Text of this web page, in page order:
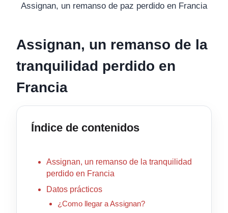
Assignan, un remanso de paz perdido en Francia
Assignan, un remanso de la
tranquilidad perdido en
Francia
Índice de contenidos
Assignan, un remanso de la tranquilidad
perdido en Francia
Datos prácticos
¿Como llegar a Assignan?